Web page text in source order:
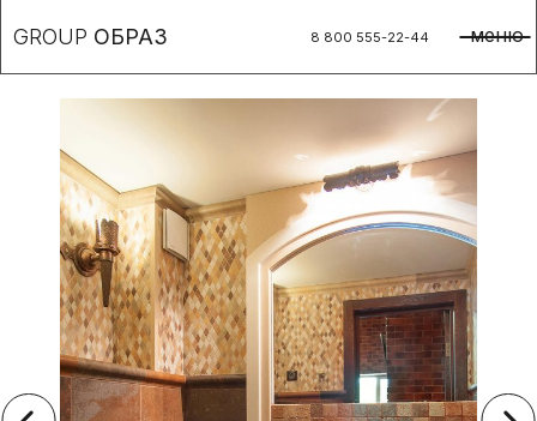
GROUP ОБРАЗ 8 800 555-22-44 меню